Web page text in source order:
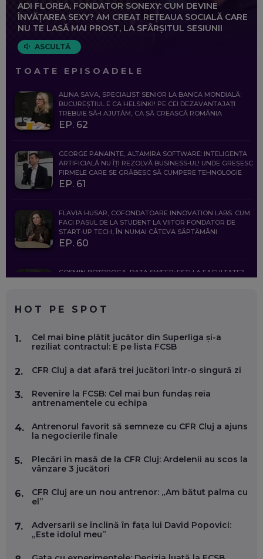
ADI FLOREA, FONDATOR SONEXY: CUM DEVINE
ÎNVĂȚAREA SEXY? AM CREAT REȚEAUA SOCIALĂ CARE
NU TE LASĂ MAI PROST, LA SFÂRȘITUL SESIUNII
ASCULTĂ
TOATE EPISOADELE
ALINA SAVA, SPECIALIST SENIOR LA BANCA MONDIALĂ:
BUCUREȘTIUL E CA HELSINKI! PE CEI DEZAVANTAJAȚI
TREBUIE SĂ-I AJUTĂM, CA SĂ CREASCĂ ROMÂNIA
EP. 62
GEORGE PANAINTE, ALTAMIRA SOFTWARE: INTELIGENȚA
ARTIFICIALĂ NU ÎȚI REZOLVĂ BUSINESS-UL! UNDE GREȘESC
FIRMELE CARE SE GRĂBESC SĂ CUMPERE TEHNOLOGIE
EP. 61
FLAVIA HUSAR, COFONDATOARE INNOVATION LABS: CUM
FACI PASUL DE LA STUDENT LA VIITOR FONDATOR DE
START-UP TECH, ÎN NUMAI CÂTEVA SĂPTĂMÂNI
EP. 60
COSMIN BOȚOROGA, DATA SWEEP: EȘTI LA FACULTATE?
FOLOSEȘTI TEHNOLOGIA CA SĂ FII MAI BUN LA JOB. ȘI CUM
SE VA SCHIMBA MUNCA, ÎN URMĂTORII ANI
MARIUS PAȘCULEA, COFONDATOR AL KULTH: CUM
FOLOSEȘTI TEHNOLOGIA CA SĂ ÎȚI DESCHIZI DRUMUL
CĂTRE ARTĂ, LA NIVEL GLOBAL
EP. 57
EFICIENT VIAȚA ONLINE. ȘI CARE SUNT PRIMII PAȘI ÎNTR-O
CARIERĂ DE „HACKER CU PERMIS”
ÎNVAȚĂ AEO ȘI GEO!
EP. 55
HOT PE SPOT
1.
Cel mai bine plătit jucător din Superliga și-a
reziliat contractul: E pe lista FCSB
2. CFR Cluj a dat afară trei jucători într-o singură zi
3.
Revenire la FCSB: Cel mai bun fundaș reia
antrenamentele cu echipa
4.
Antrenorul favorit să semneze cu CFR Cluj a ajuns
la negocierile finale
5.
Plecări în masă de la CFR Cluj: Ardelenii au scos la
vânzare 3 jucători
6.
CFR Cluj are un nou antrenor: „Am bătut palma cu
el”
7.
Adversarii se înclină în fața lui David Popovici:
„Este idolul meu”